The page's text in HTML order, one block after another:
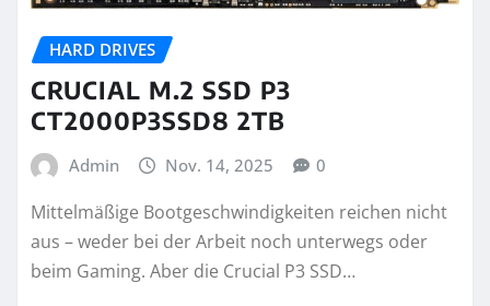
HARD DRIVES
CRUCIAL M.2 SSD P3
CT2000P3SSD8 2TB
Admin Nov. 14, 2025 0
Mittelmäßige Bootgeschwindigkeiten reichen nicht
aus – weder bei der Arbeit noch unterwegs oder
beim Gaming. Aber die Crucial P3 SSD…